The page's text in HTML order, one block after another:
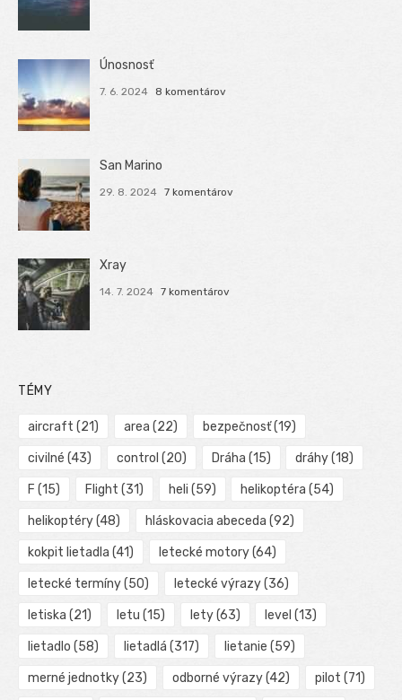
Únosnosť
7. 6. 2024 8 komentárov
San Marino
29. 8. 2024 7 komentárov
Xray
14. 7. 2024 7 komentárov
TÉMY
aircraft (21) area (22) bezpečnosť(19)
civilné (43) control (20) Dráha (15) dráhy(18)
F (15) Flight (31) heli (59) helikoptéra (54)
helikoptéry(48) hláskovacia abeceda (92)
kokpit lietadla (41) letecké motory(64)
letecké termíny(50) letecké výrazy(36)
letiska (21) letu (15) lety(63) level (13)
lietadlo (58) lietadlá (317) lietanie (59)
merné jednotky(23) odborné výrazy(42) pilot (71)